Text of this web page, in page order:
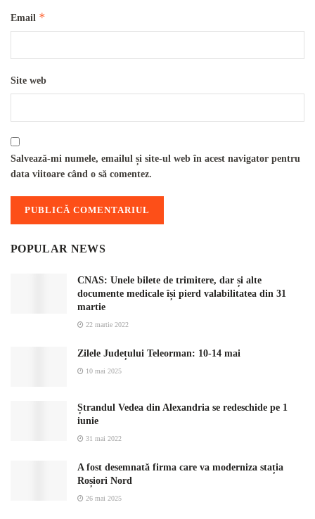
Email *
Site web
Salvează-mi numele, emailul și site-ul web în acest navigator pentru
data viitoare când o să comentez.
POPULAR NEWS
CNAS: Unele bilete de trimitere, dar și alte
documente medicale își pierd valabilitatea din 31
martie
22 martie 2022
Zilele Județului Teleorman: 10-14 mai
10 mai 2025
Ștrandul Vedea din Alexandria se redeschide pe 1
iunie
31 mai 2022
A fost desemnată firma care va moderniza stația
Roșiori Nord
26 mai 2025